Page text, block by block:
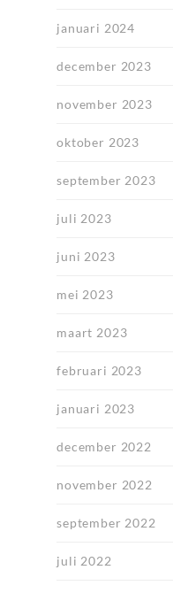
januari 2024
december 2023
november 2023
oktober 2023
september 2023
juli 2023
juni 2023
mei 2023
maart 2023
februari 2023
januari 2023
december 2022
november 2022
september 2022
juli 2022